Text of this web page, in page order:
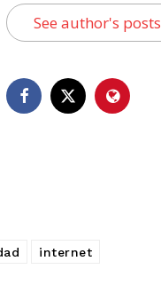
See author's posts
internet